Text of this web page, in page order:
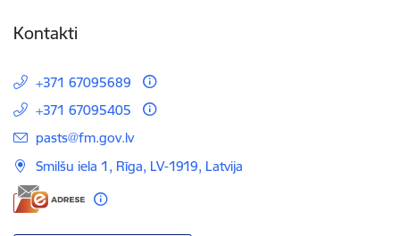
Kontakti
+371 67095689
+371 67095405
E-pasts:
pasts@fm.gov.lv
Smilšu iela 1, Rīga, LV-1919, Latvija